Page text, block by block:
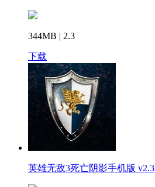
344MB | 2.3
下载
英雄无敌3死亡阴影手机版 v2.3